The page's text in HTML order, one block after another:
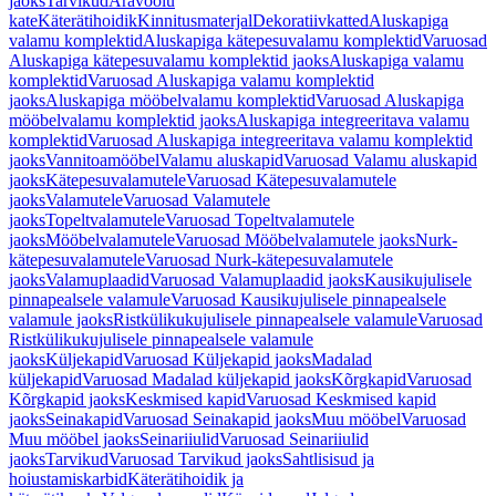
kateKäterätihoidikKinnitusmaterjalDekoratiivkattedAluskapiga
valamu komplektidAluskapiga kätepesuvalamu komplektidVaruosad
Aluskapiga kätepesuvalamu komplektid jaoksAluskapiga valamu
komplektidVaruosad Aluskapiga valamu komplektid
jaoksAluskapiga mööbelvalamu komplektidVaruosad Aluskapiga
mööbelvalamu komplektid jaoksAluskapiga integreeritava valamu
komplektidVaruosad Aluskapiga integreeritava valamu komplektid
jaoksVannitoamööbelValamu aluskapidVaruosad Valamu aluskapid
jaoksKätepesuvalamuteleVaruosad Kätepesuvalamutele
jaoksValamuteleVaruosad Valamutele
jaoksTopeltvalamuteleVaruosad Topeltvalamutele
jaoksMööbelvalamuteleVaruosad Mööbelvalamutele jaoksNurk-
kätepesuvalamuteleVaruosad Nurk-kätepesuvalamutele
jaoksValamuplaadidVaruosad Valamuplaadid jaoksKausikujulisele
pinnapealsele valamuleVaruosad Kausikujulisele pinnapealsele
valamule jaoksRistkülikukujulisele pinnapealsele valamuleVaruosad
Ristkülikukujulisele pinnapealsele valamule
jaoksKüljekapidVaruosad Küljekapid jaoksMadalad
küljekapidVaruosad Madalad küljekapid jaoksKõrgkapidVaruosad
Kõrgkapid jaoksKeskmised kapidVaruosad Keskmised kapid
jaoksSeinakapidVaruosad Seinakapid jaoksMuu mööbelVaruosad
Muu mööbel jaoksSeinariiulidVaruosad Seinariiulid
jaoksTarvikudVaruosad Tarvikud jaoksSahtlisisud ja
hoiustamiskarbidKäterätihoidik ja